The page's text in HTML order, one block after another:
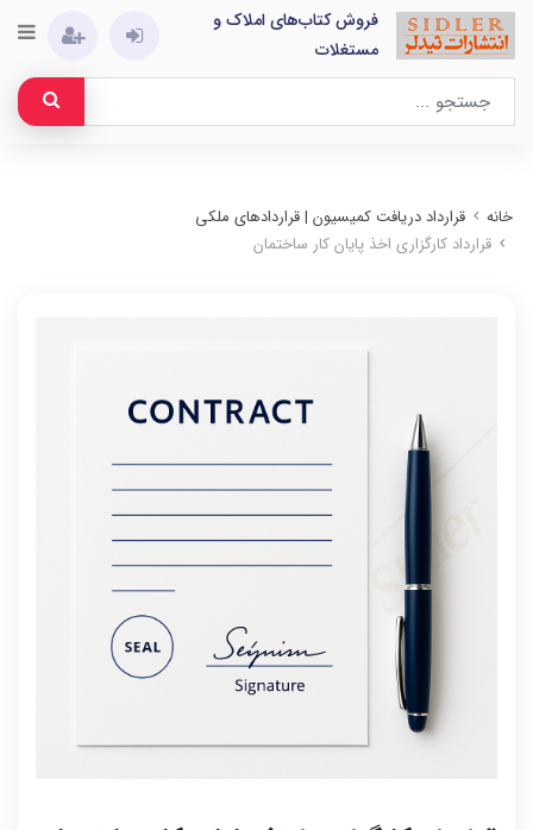
فروش کتاب‌های املاک و
مستغلات
خانه
قرارداد دریافت کمیسیون | قراردادهای ملکی
قرارداد کارگزاری اخذ پایان کار ساختمان